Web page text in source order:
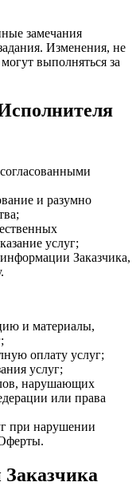
замечания
Изменения, не
выполняться за
и разумно
услуг;
Заказчика,
и материалы,
оплату услуг;
услуг;
нарушающих
или права
при нарушении
Заказчика